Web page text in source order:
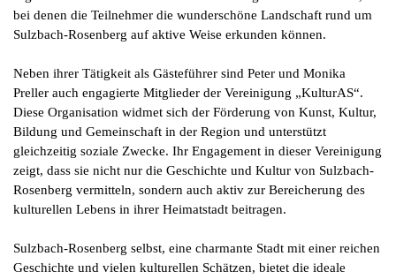
bei denen die Teilnehmer die wunderschöne Landschaft rund um
Sulzbach-Rosenberg auf aktive Weise erkunden können.
Neben ihrer Tätigkeit als Gästeführer sind Peter und Monika
Preller auch engagierte Mitglieder der Vereinigung „KulturAS“.
Diese Organisation widmet sich der Förderung von Kunst, Kultur,
Bildung und Gemeinschaft in der Region und unterstützt
gleichzeitig soziale Zwecke. Ihr Engagement in dieser Vereinigung
zeigt, dass sie nicht nur die Geschichte und Kultur von Sulzbach-
Rosenberg vermitteln, sondern auch aktiv zur Bereicherung des
kulturellen Lebens in ihrer Heimatstadt beitragen.
Sulzbach-Rosenberg selbst, eine charmante Stadt mit einer reichen
Geschichte und vielen kulturellen Schätzen, bietet die ideale